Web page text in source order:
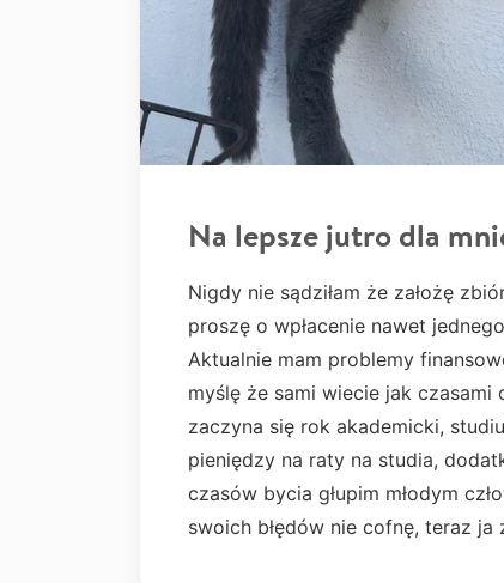
Na lepsze jutro dla
Nigdy nie sądziłam że założę
proszę o wpłacenie nawet
Aktualnie mam problemy
myślę że sami wiecie jak
zaczyna się rok akademicki,
pieniędzy na raty na studia,
czasów bycia głupim młodym
swoich błędów nie cofnę, teraz